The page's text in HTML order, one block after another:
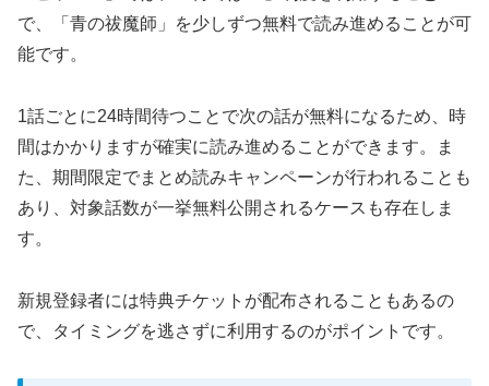
で、「青の祓魔師」を少しずつ無料で読み進めることが可
能です。
1話ごとに24時間待つことで次の話が無料になるため、時
間はかかりますが確実に読み進めることができます。ま
た、期間限定でまとめ読みキャンペーンが行われることも
あり、対象話数が一挙無料公開されるケースも存在しま
す。
新規登録者には特典チケットが配布されることもあるの
で、タイミングを逃さずに利用するのがポイントです。